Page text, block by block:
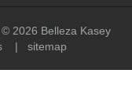
Belleza Kasey
| sitemap